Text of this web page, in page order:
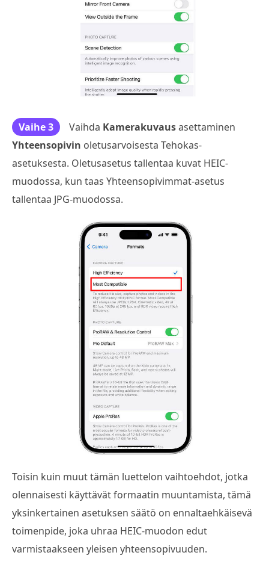
Vaihe 3 Vaihda Kamerakuvausasettaminen
Yhteensopivin oletusarvoisesta Tehokas-
asetuksesta. Oletusasetus tallentaa kuvat HEIC-
muodossa, kun taas Yhteensopivimmat-asetus
tallentaa JPG-muodossa.
Toisin kuin muut tämän luettelon vaihtoehdot, jotka
olennaisesti käyttävät formaatin muuntamista, tämä
yksinkertainen asetuksen säätö on ennaltaehkäisevä
toimenpide, joka uhraa HEIC-muodon edut
varmistaakseen yleisen yhteensopivuuden.